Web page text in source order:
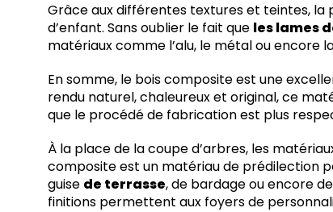
Grâce aux différentes textures et teintes, la
d’enfant. Sans oublier le fait que les lames
matériaux comme l’alu, le métal ou encore
En somme, le bois composite est une
rendu naturel, chaleureux et original, ce
que le procédé de fabrication est plus
À la place de la coupe d’arbres, les
composite est un matériau de prédilection
guise de terrasse, de bardage ou encore
finitions permettent aux foyers de